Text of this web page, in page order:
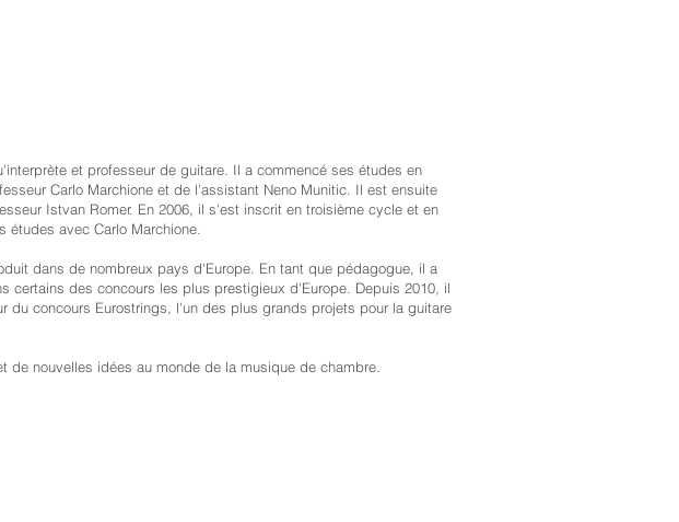
et professeur de guitare. Il a commencé ses études en
Carlo Marchione et de l'assistant Neno Munitic. Il est ensuite
Istvan Romer. En 2006, il s'est inscrit en troisième cycle et en
avec Carlo Marchione.
dans de nombreux pays d'Europe. En tant que pédagogue, il a
certains des concours les plus prestigieux d'Europe. Depuis 2010, il
du concours Eurostrings, l'un des plus grands projets pour la guitare
de nouvelles idées au monde de la musique de chambre.